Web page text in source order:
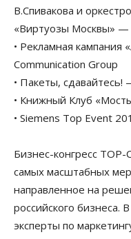
В.Спивакова и
«Виртуозы Москвы» —
• Рекламная кампания
Communication Group
• Пакеты,
• Книжный Клуб
• Siemens Top Event
Бизнес-конгресс TOP-
самых масштабных
направленное на
российского бизнеса.
эксперты по